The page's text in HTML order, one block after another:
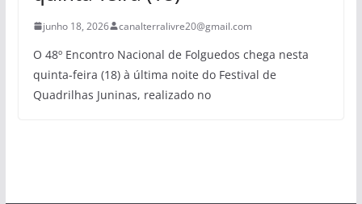
junho 18, 2026 canalterralivre20@gmail.com
O 48º Encontro Nacional de Folguedos chega nesta
quinta-feira (18) à última noite do Festival de
Quadrilhas Juninas, realizado no